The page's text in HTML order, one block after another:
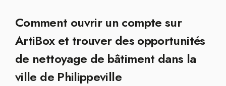
Comment ouvrir un compte sur
ArtiBox et trouver des opportunités
de nettoyage de bâtiment dans la
ville de Philippeville